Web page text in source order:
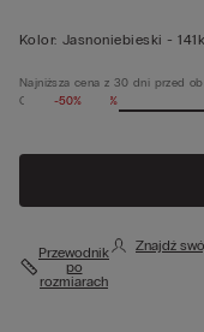
Kolor: Jasnoniebieski -
-50%
Najniższa cena z 30 dni przed
Cena regularna:
%
Przewodnik
po
rozmiarach
Znajdź